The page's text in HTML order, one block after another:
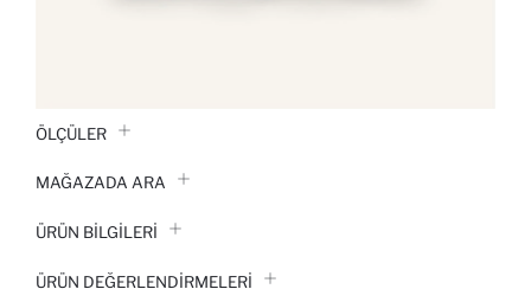
ÖLÇÜLER
MAĞAZADA ARA
ÜRÜN BILGILERI
ÜRÜN DEĞERLENDİRMELERİ